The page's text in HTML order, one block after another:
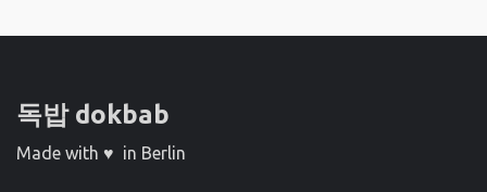
독밥 dokbab
Made with ♥ in Berlin